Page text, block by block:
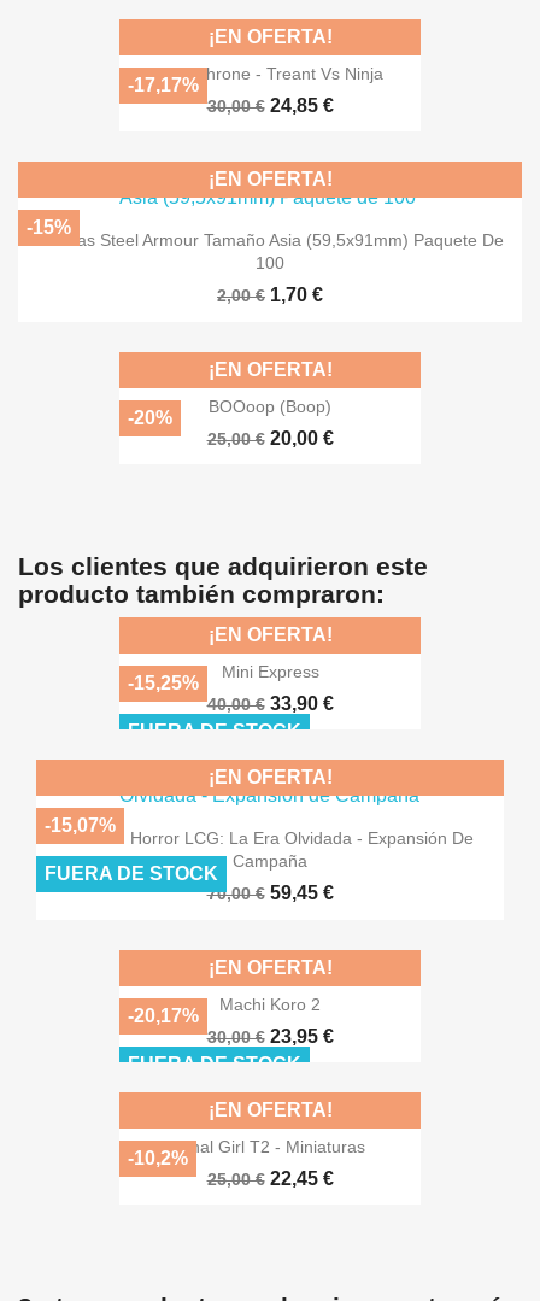
Dice Throne - Treant Vs Ninja
30,00 € 24,85 €
¡EN OFERTA!
-17,17%
Fundas Steel Armour Tamaño Asia (59,5x91mm) Paquete De
100
2,00 € 1,70 €
¡EN OFERTA!
-15%
BOOoop (Boop)
25,00 € 20,00 €
¡EN OFERTA!
-20%
Los clientes que adquirieron este
producto también compraron:
Mini Express
40,00 € 33,90 €
¡EN OFERTA!
-15,25%
FUERA DE STOCK
Arkham Horror LCG: La Era Olvidada - Expansión De
Campaña
70,00 € 59,45 €
¡EN OFERTA!
-15,07%
FUERA DE STOCK
Machi Koro 2
30,00 € 23,95 €
¡EN OFERTA!
-20,17%
FUERA DE STOCK
Final Girl T2 - Miniaturas
25,00 € 22,45 €
¡EN OFERTA!
-10,2%